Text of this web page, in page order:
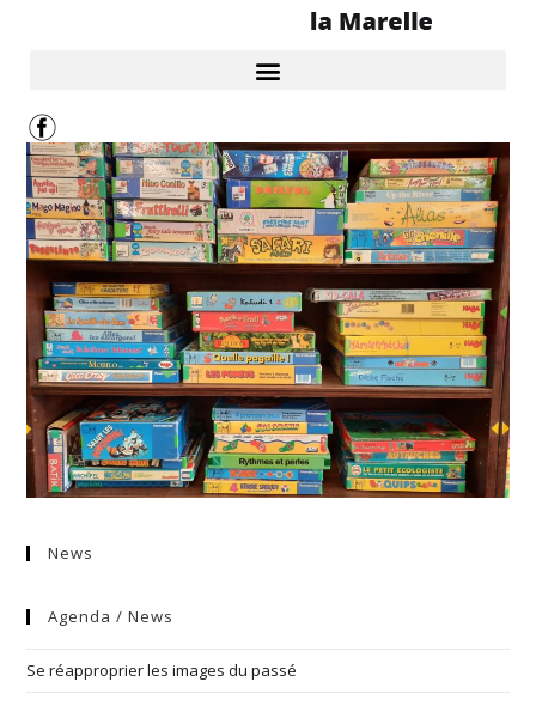
News
Agenda / News
Se réapproprier les images du passé